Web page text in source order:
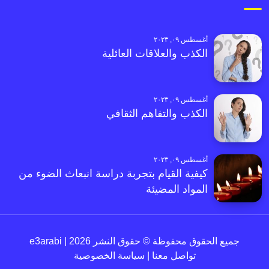
أغسطس ٠٩, ٢٠٢٣
الكذب والعلاقات العائلية
أغسطس ٠٩, ٢٠٢٣
الكذب والتفاهم الثقافي
أغسطس ٠٩, ٢٠٢٣
كيفية القيام بتجربة دراسة انبعاث الضوء من
المواد المضيئة
جميع الحقوق محفوظة © حقوق النشر 2026 | e3arabi
تواصل معنا
سياسة الخصوصية